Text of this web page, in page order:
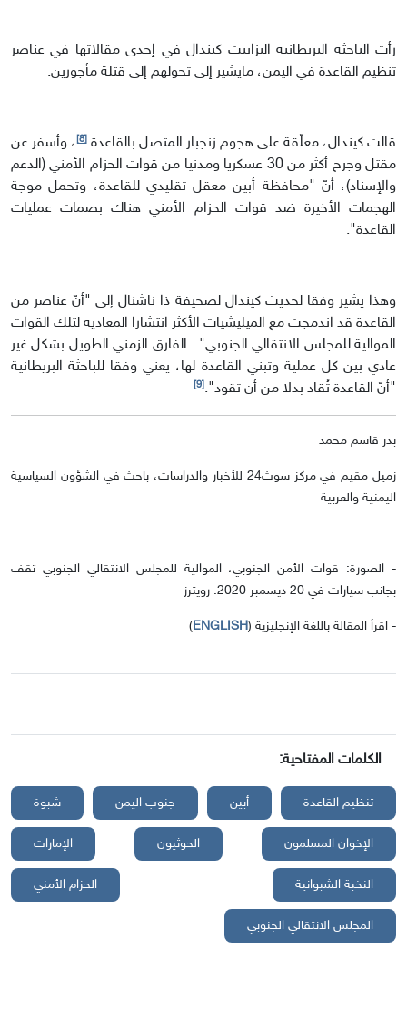
رأت الباحثة البريطانية اليزابيث كيندال في إحدى مقالاتها في عناصر
تنظيم القاعدة في اليمن، مايشير إلى تحولهم إلى قتلة مأجورين.
قالت كيندال، معلّقة على هجوم زنجبار المتصل بالقاعدة [8]
، وأسفر عن
مقتل وجرح أكثر من 30 عسكريا ومدنيا من قوات الحزام الأمني (الدعم
والإسناد)، أنّ "محافظة أبين معقل تقليدي للقاعدة، وتحمل موجة
الهجمات الأخيرة ضد قوات الحزام الأمني هناك بصمات عمليات
القاعدة".
وهذا يشير وفقا لحديث كيندال لصحيفة ذا ناشنال إلى "أنّ عناصر من
القاعدة قد اندمجت مع الميليشيات الأكثر انتشارا المعادية لتلك القوات
الموالية للمجلس الانتقالي الجنوبي". الفارق الزمني الطويل بشكل غير
عادي بين كل عملية وتبني القاعدة لها، يعني وفقا للباحثة البريطانية
"أنّ القاعدة تُقاد بدلا من أن تقود". [9]
بدر قاسم محمد
زميل مقيم في مركز سوث24 للأخبار والدراسات، باحث في الشؤون السياسية
اليمنية والعربية
- الصورة: قوات الأمن الجنوبي، الموالية للمجلس الانتقالي الجنوبي تقف
بجانب سيارات في 20 ديسمبر 2020. رويترز
- اقرأ المقالة باللغة الإنجليزية (ENGLISH
)
الكلمات المفتاحية:
تنظيم القاعدة أبين جنوب اليمن شبوة
الإخوان المسلمون الحوثيون الإمارات
النخبة الشبوانية الحزام الأمني
المجلس الانتقالي الجنوبي